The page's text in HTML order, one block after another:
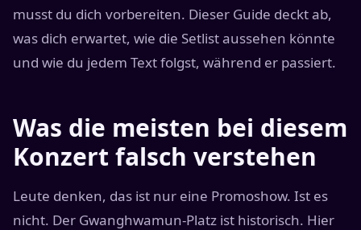
musst du dich vorbereiten. Dieser Guide deckt ab,
was dich erwartet, wie die Setlist aussehen könnte
und wie du jedem Text folgst, während er passiert.
Was die meisten bei diesem
Konzert falsch verstehen
Leute denken, das ist nur eine Promoshow. Ist es
nicht. Der Gwanghwamun-Platz ist historisch. Hier